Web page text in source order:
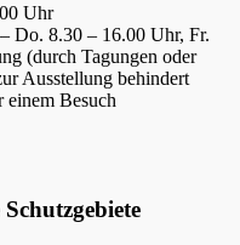
Uhr
Do. 8.30 – 16.00 Uhr, Fr.
(durch Tagungen oder
Ausstellung behindert
Besuch